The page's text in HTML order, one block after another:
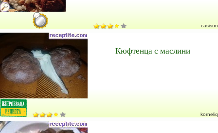
casisun
Кюфтенца с маслини
korneliq